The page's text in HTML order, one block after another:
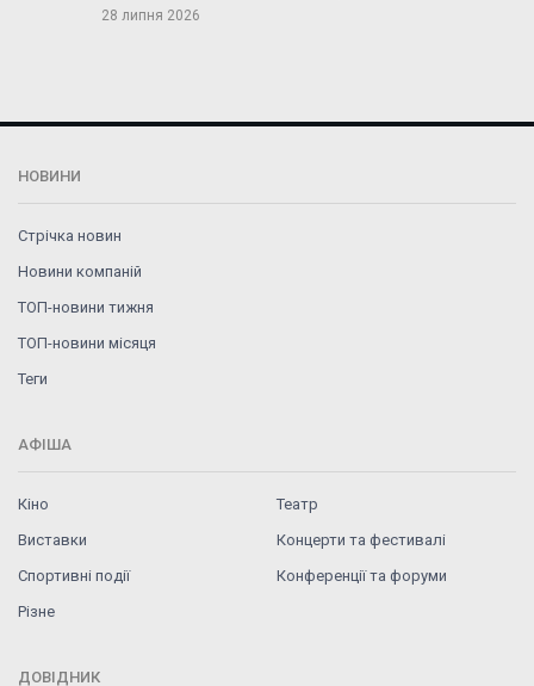
28 липня 2026
НОВИНИ
Стрічка новин
Новини компаній
ТОП-новини тижня
ТОП-новини місяця
Теги
АФІША
Кіно
Театр
Виставки
Концерти та фестивалі
Спортивні події
Конференції та форуми
Різне
ДОВІДНИК